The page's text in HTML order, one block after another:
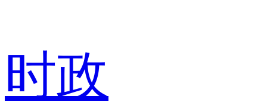
时政